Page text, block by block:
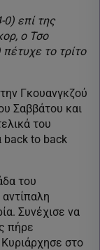
0) επί της
ο Τσο
πέτυχε το τρίτο
Γκουανγκζού
Σαββάτου και
του
back to back
του
Συνέχισε να
πήρε
στο